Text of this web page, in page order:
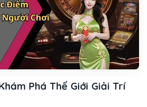
Phá Thế Giới Giải Trí